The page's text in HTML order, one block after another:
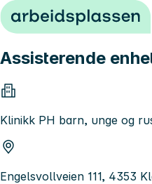
Hopp til innhold
Assisterende
Klinikk PH barn, unge og
Engelsvollveien 111, 4353